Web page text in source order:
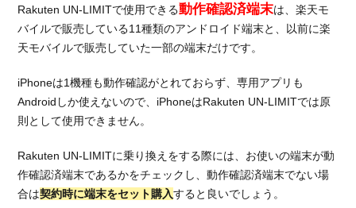
Rakuten UN-LIMITで使用できる動作確認済端末は、楽天モ
バイルで販売している11種類のアンドロイド端末と、以前に楽
天モバイルで販売していた一部の端末だけです。
iPhoneは1機種も動作確認がとれておらず、専用アプリも
Androidしか使えないので、iPhoneはRakuten UN-LIMITでは原
則として使用できません。
Rakuten UN-LIMITに乗り換えをする際には、お使いの端末が動
作確認済端末であるかをチェックし、動作確認済端末でない場
合は契約時に端末をセット購入すると良いでしょう。